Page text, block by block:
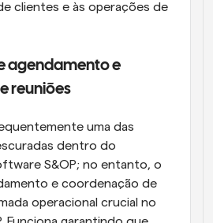
clientes e às operações de
agendamento e
reuniões
uma das
dentro do
S&OP; no entanto, o
e coordenação de
operacional crucial no